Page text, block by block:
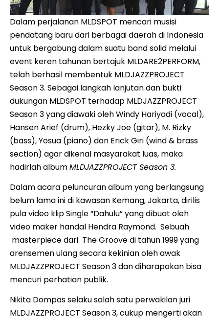
Dalam perjalanan MLDSPOT mencari musisi
pendatang baru dari berbagai daerah di Indonesia
untuk bergabung dalam suatu band solid melalui
event keren tahunan bertajuk MLDARE2PERFORM,
telah berhasil membentuk MLDJAZZPROJECT
Season 3. Sebagai langkah lanjutan dan bukti
dukungan MLDSPOT terhadap MLDJAZZPROJECT
Season 3 yang diawaki oleh Windy Hariyadi (vocal),
Hansen Arief (drum), Hezky Joe (gitar), M. Rizky
(bass), Yosua (piano) dan Erick Giri (wind & brass
section) agar dikenal masyarakat luas, maka
hadirlah albumMLDJAZZPROJECT Season 3.
Dalam acara peluncuran album yang berlangsung
belum lama ini di kawasan Kemang, Jakarta, dirilis
pula video klip Single “Dahulu” yang dibuat oleh
video maker handal Hendra Raymond. Sebuah
masterpiece dari The Groove di tahun 1999 yang
arensemen ulang secara kekinian oleh awak
MLDJAZZPROJECT Season 3 dan diharapakan bisa
mencuri perhatian publik.
Nikita Dompas selaku salah satu perwakilan juri
MLDJAZZPROJECT Season 3, cukup mengerti akan